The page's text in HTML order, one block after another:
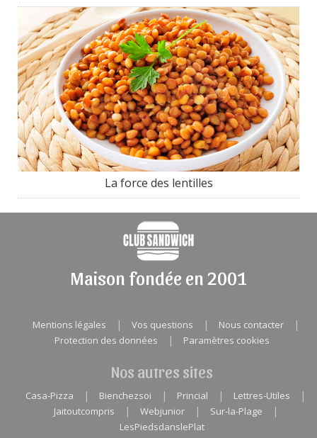
La force des lentilles
Maison fondée en 2001
Mentions légales | Vos questions | Nous contacter |
Protection des données | Paramètres cookies
Nos autres sites
Casa-Pizza | Bienchezsoi | Princial | Lettres-Utiles |
Jaitoutcompris | Webjunior | Sur-la-Plage |
LesPiedsdanslePlat